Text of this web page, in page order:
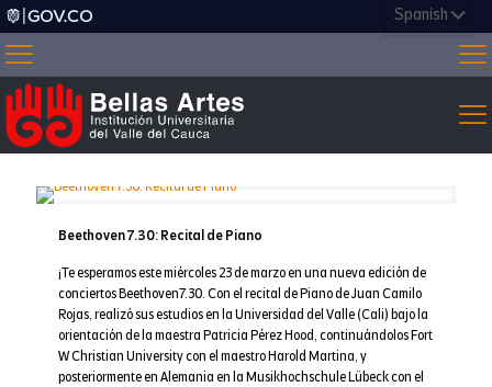
Beethoven 7.30: Recital de Piano
¡Te esperamos este miércoles 23 de marzo en una nueva edición de
conciertos Beethoven7.30. Con el recital de Piano de Juan Camilo
Rojas, realizó sus estudios en la Universidad del Valle (Cali) bajo la
orientación de la maestra Patricia Pérez Hood, continuándolos Fort
W Christian University con el maestro Harold Martina, y
posteriormente en Alemania en la Musikhochschule Lübeck con el